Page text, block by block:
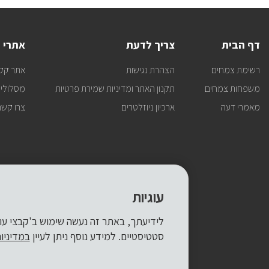
דף הבית
רשימת צמחים
משפחות צמחים
מאמרי דעה
צריך לדעת
הצהרת נגישות
תקנון האתר ומדיניות שמירת פרטיות
ארכיון ניוזלטרים
אתר
צרו
עוגיות
סטטיסטיים. למידע נוסף ניתן לעיין